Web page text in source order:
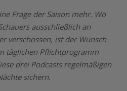
Frage der Saison mehr. Wo
ausschließlich an
verschossen, ist der Wunsch
täglichen Pflichtprogramm
drei Podcasts regelmäßigen
sichern.